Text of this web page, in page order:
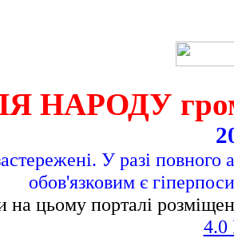
НАРОДУ
У разі повного
обов'язковим є
на цьому порталі
4.0